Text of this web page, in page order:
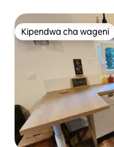
Kipendwa cha wageni
Kipendwa cha wageni